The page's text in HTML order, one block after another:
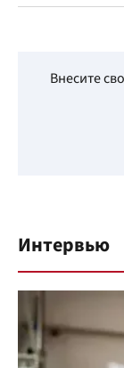
Внесите
Интервью